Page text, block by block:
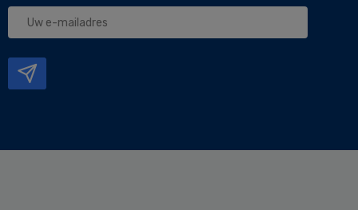
Uw